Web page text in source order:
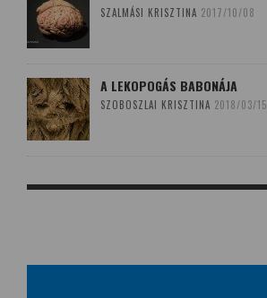
SZALMÁSI KRISZTINA 2017/10/08
A LEKOPOGÁS BABONÁJA
SZOBOSZLAI KRISZTINA 2018/03/15